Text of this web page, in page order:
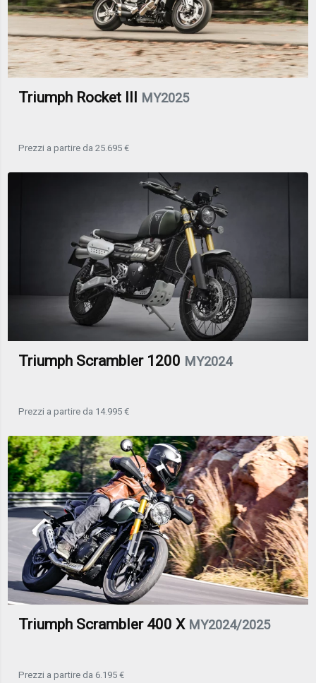
Triumph Rocket III MY2025
Prezzi a partire da 25.695 €
Triumph Scrambler 1200 MY2024
Prezzi a partire da 14.995 €
Triumph Scrambler 400 X MY2024/2025
Prezzi a partire da 6.195 €